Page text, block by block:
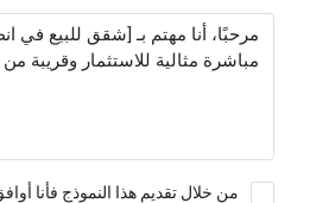
من خلال تقديم هذا النموذج فأنا